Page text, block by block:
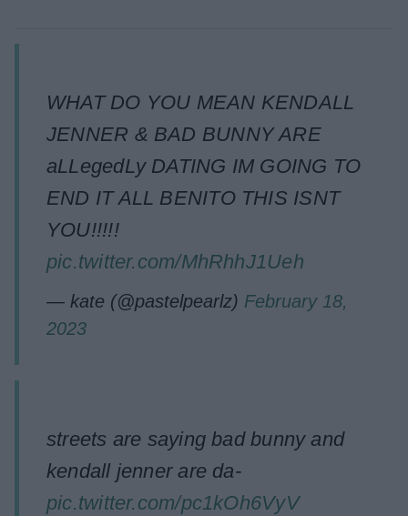
WHAT DO YOU MEAN KENDALL
JENNER & BAD BUNNY ARE
aLLegedLy DATING IM GOING TO
END IT ALL BENITO THIS ISNT
YOU!!!!!
pic.twitter.com/MhRhhJ1Ueh
— kate (@pastelpearlz) February 18,
2023
streets are saying bad bunny and
kendall jenner are da-
pic.twitter.com/pc1kOh6VyV